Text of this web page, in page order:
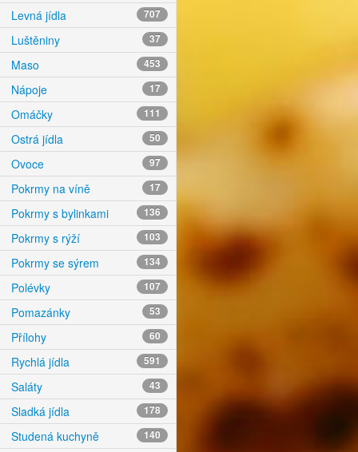
Levná jídla 707
Luštěniny 37
Maso 453
Nápoje 17
Omáčky 111
Ostrá jídla 50
Ovoce 97
Pokrmy na víně 17
Pokrmy s bylinkami 136
Pokrmy s rýží 103
Pokrmy se sýrem 134
Polévky 107
Pomazánky 53
Přílohy 60
Rychlá jídla 591
Saláty 43
Sladká jídla 178
Studená kuchyně 140